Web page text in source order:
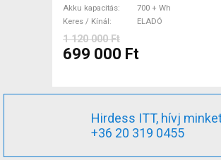
Akku kapacitás
700 + Wh
Keres / Kínál
ELADÓ
1 120 000 Ft
699 000 Ft
Hirdess ITT, hívj
+36 20 319 0455